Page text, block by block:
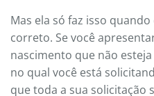
Mas ela só faz isso
correto. Se você
nascimento que não
no qual você está
que toda a sua solicitação